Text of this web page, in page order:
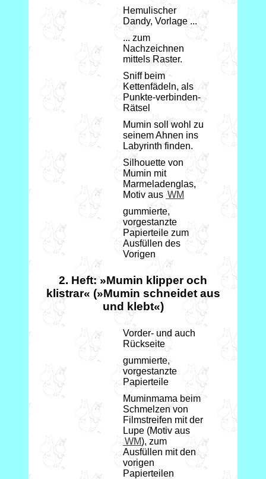
Hemulischer
Dandy, Vorlage ...
... zum
Nachzeichnen
mittels Raster.
Sniff beim
Kettenfädeln, als
Punkte-verbinden-
Rätsel
Mumin soll wohl zu
seinem Ahnen ins
Labyrinth finden.
Silhouette von
Mumin mit
Marmeladenglas,
Motiv aus WM
gummierte,
vorgestanzte
Papierteile zum
Ausfüllen des
Vorigen
2. Heft: »Mumin klipper och
klistrar« (»Mumin schneidet aus
und klebt«)
Vorder- und auch
Rückseite
gummierte,
vorgestanzte
Papierteile
Muminmama beim
Schmelzen von
Filmstreifen mit der
Lupe (Motiv aus
WM), zum
Ausfüllen mit den
vorigen
Papierteilen